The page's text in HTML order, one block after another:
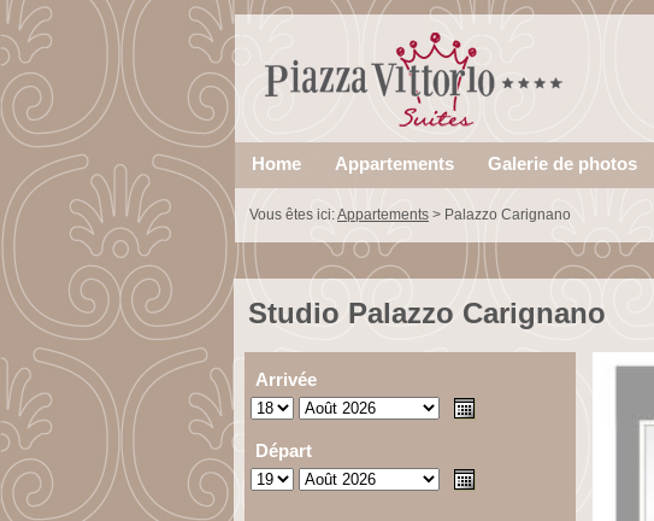
Home Appartements Galerie de photos
Vous êtes ici:Appartements > Palazzo Carignano
Studio Palazzo Carignano
Arrivée
Départ